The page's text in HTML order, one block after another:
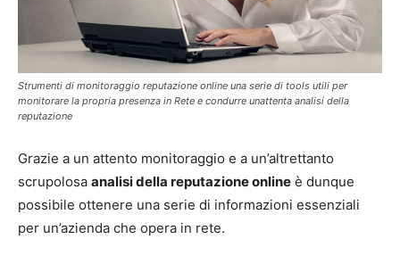
Strumenti di monitoraggio reputazione online una serie di tools utili per
monitorare la propria presenza in Rete e condurre unattenta analisi della
reputazione
Grazie a un attento monitoraggio e a un’altrettanto
scrupolosa analisi della reputazione online è dunque
possibile ottenere una serie di informazioni essenziali
per un’azienda che opera in rete.